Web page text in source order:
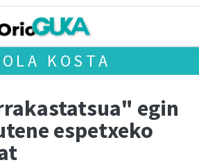
KOSTA
egin
espetxeko